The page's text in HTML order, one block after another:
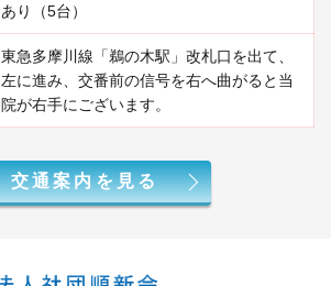
あり（5台）
東急多摩川線「鵜の木駅」改札口を出て、
左に進み、交番前の信号を右へ曲がると当
院が右手にございます。
交通案内を見る